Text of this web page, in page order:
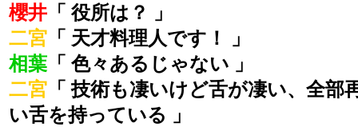
櫻井 「 役所は？ 」
二宮 「 天才料理人です！ 」
相葉 「 色々あるじゃない 」
二宮 「 技術も凄いけど舌が凄い、全部
い舌を持っている 」